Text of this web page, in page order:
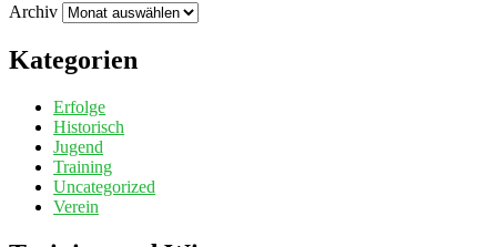
Archiv
Kategorien
Erfolge
Historisch
Jugend
Training
Uncategorized
Verein